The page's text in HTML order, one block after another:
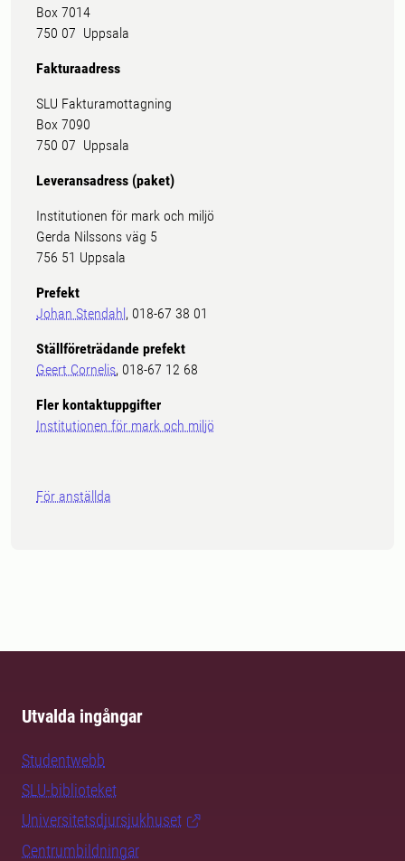
Box 7014
750 07 Uppsala
Fakturaadress
SLU Fakturamottagning
Box 7090
750 07 Uppsala
Leveransadress (paket)
Institutionen för mark och miljö
Gerda Nilssons väg 5
756 51 Uppsala
Prefekt
Johan Stendahl, 018-67 38 01
Ställföreträdande prefekt
Geert Cornelis, 018-67 12 68
Fler kontaktuppgifter
Institutionen för mark och miljö
För anställda
Utvalda ingångar
Studentwebb
SLU-biblioteket
Universitetsdjursjukhuset
Centrumbildningar